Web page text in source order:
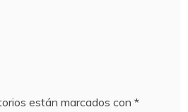
están marcados con *